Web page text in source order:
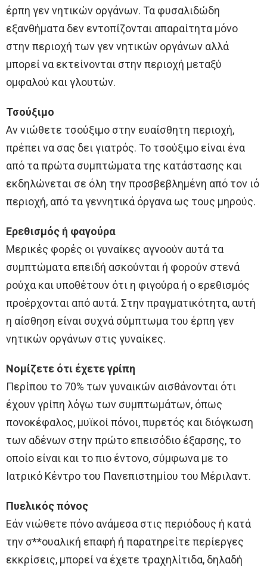
έρπη γεν νητικών οργάνων. Τα φυσαλιδώδη
εξανθήματα δεν εντοπίζονται απαραίτητα μόνο
στην περιοχή των γεν νητικών οργάνων αλλά
μπορεί να εκτείνονται στην περιοχή μεταξύ
ομφαλού και γλουτών.
Τσούξιμο
Αν νιώθετε τσούξιμο στην ευαίσθητη περιοχή,
πρέπει να σας δει γιατρός. Το τσούξιμο είναι ένα
από τα πρώτα συμπτώματα της κατάστασης και
εκδηλώνεται σε όλη την προσβεβλημένη από τον ιό
περιοχή, από τα γεννητικά όργανα ως τους μηρούς.
Ερεθισμός ή φαγούρα
Μερικές φορές οι γυναίκες αγνοούν αυτά τα
συμπτώματα επειδή ασκούνται ή φορούν στενά
ρούχα και υποθέτουν ότι η φιγούρα ή ο ερεθισμός
προέρχονται από αυτά. Στην πραγματικότητα, αυτή
η αίσθηση είναι συχνά σύμπτωμα του έρπη γεν
νητικών οργάνων στις γυναίκες.
Νομίζετε ότι έχετε γρίπη
Περίπου το 70% των γυναικών αισθάνονται ότι
έχουν γρίπη λόγω των συμπτωμάτων, όπως
πονοκέφαλος, μυϊκοί πόνοι, πυρετός και διόγκωση
των αδένων στην πρώτο επεισόδιο έξαρσης, το
οποίο είναι και το πιο έντονο, σύμφωνα με το
Ιατρικό Κέντρο του Πανεπιστημίου του Μέριλαντ.
Πυελικός πόνος
Εάν νιώθετε πόνο ανάμεσα στις περιόδους ή κατά
την σ**ουαλική επαφή ή παρατηρείτε περίεργες
εκκρίσεις, μπορεί να έχετε τραχηλίτιδα, δηλαδή